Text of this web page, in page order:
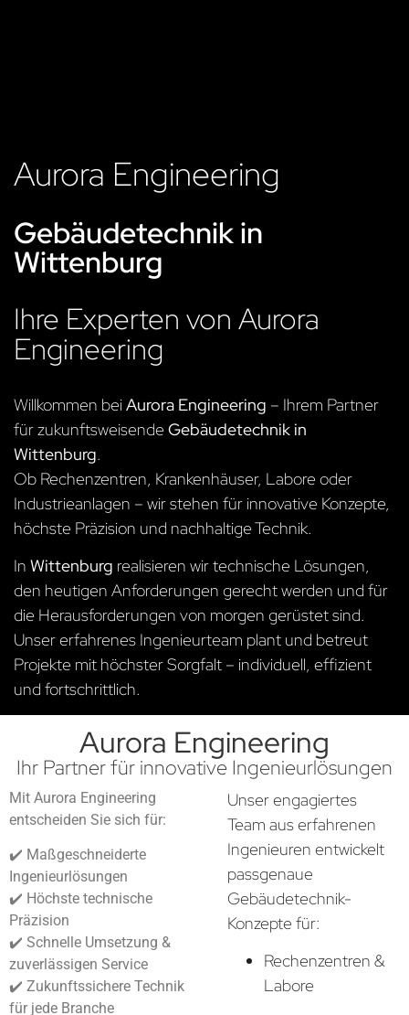
Aurora Engineering
Gebäudetechnik in
Wittenburg
Ihre Experten von Aurora
Engineering
Willkommen beiAurora Engineering – Ihrem Partner
für zukunftsweisendeGebäudetechnik in
Wittenburg.
Ob Rechenzentren, Krankenhäuser, Labore oder
Industrieanlagen – wir stehen für innovative Konzepte,
höchste Präzision und nachhaltige Technik.
In Wittenburg realisieren wir technische Lösungen,
den heutigen Anforderungen gerecht werden und für
die Herausforderungen von morgen gerüstet sind.
Unser erfahrenes Ingenieurteam plant und betreut
Projekte mit höchster Sorgfalt – individuell, effizient
und fortschrittlich.
Aurora Engineering
Ihr Partner für innovative Ingenieurlösungen
Mit Aurora Engineering
entscheiden Sie sich für:
✔️ Maßgeschneiderte
Ingenieurlösungen
✔️ Höchste technische
Präzision
✔️ Schnelle Umsetzung &
zuverlässigen Service
✔️ Zukunftssichere Technik
für jede Branche
Unser engagiertes
Team aus erfahrenen
Ingenieuren entwickelt
passgenaue
Gebäudetechnik-
Konzepte für:
Rechenzentren &
Labore